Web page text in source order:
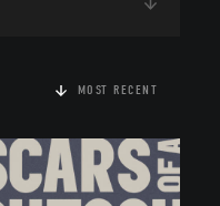
MOST RECENT